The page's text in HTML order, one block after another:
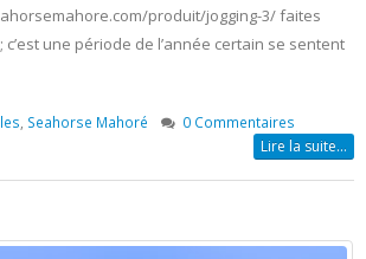
produit/jogging-3/ faites
une période de l’année certain se sentent
Seahorse Mahoré
0 Commentaires
Lire la suite…